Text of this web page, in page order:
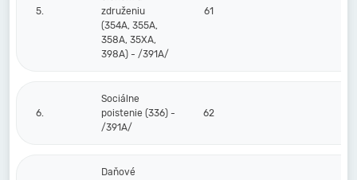
5.
združeniu
(354A, 355A,
358A, 35XA,
398A) - /391A/
61
6.
Sociálne
poistenie (336) -
/391A/
62
Daňové